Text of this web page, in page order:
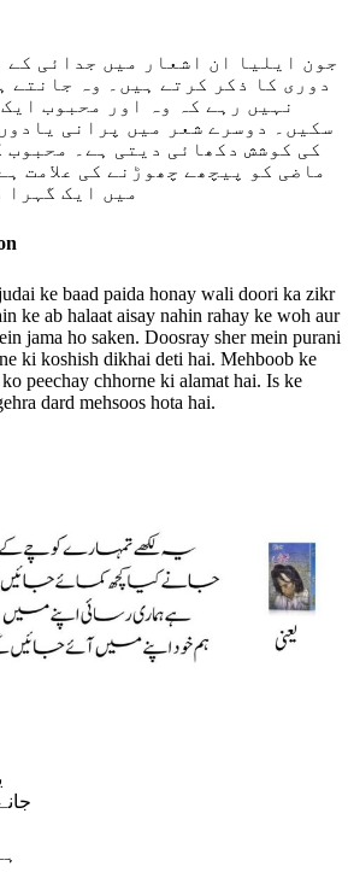
جون ایلیا ان اشعار میں جدائی کے
دوری کا ذکر کرتے ہیں۔ وہ جانتے
نہیں رہے کہ وہ اور محبوب
سکیں۔ دوسرے شعر میں پرانی
کی کوشش دکھائی دیتی ہے۔ محبوب
ماضی کو پیچھے چھوڑنے کی علامت
میں ایک گہرا
ke baad paida honay wali doori ka zikr
ke ab halaat aisay nahin rahay ke woh aur
jama ho saken. Doosray sher mein purani
ki koshish dikhai deti hai. Mehboob ke
peechay chhorne ki alamat hai. Is ke
dard mehsoos hota hai.